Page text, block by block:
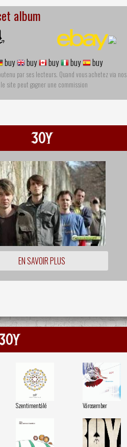
album
buy buy buy buy buy
par ses lecteurs. Quand vous achetez via nos
site peut gagner une commission
30Y
EN SAVOIR PLUS
Szentimentálé Városember